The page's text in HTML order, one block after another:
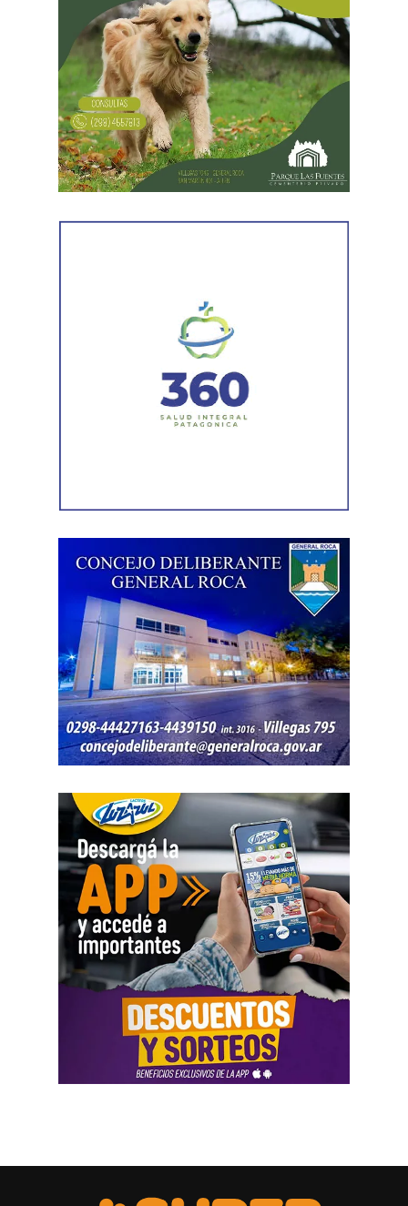
Desde Vialidad Nacional informaron que,durante las
próximas semanas, el operativo de bacheo será
reforzado con dos nuevas cuadrillas de trabajo y dos
camiones bacheadores, lo que permitirá incrementar
el ritmo de ejecución y optimizar las tareas de
mantenimiento en distintos puntos del Alto Valle.
Por otra parte, el organismo avanza con el relevamiento
sectores más deteriorados y mejorar las condiciones de